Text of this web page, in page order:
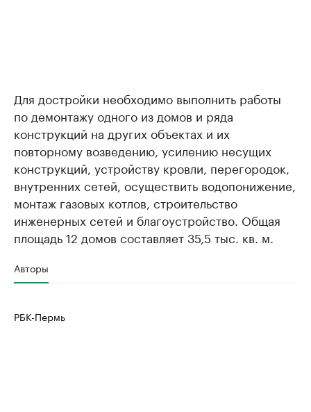
Для достройки необходимо выполнить работы
по демонтажу одного из домов и ряда
конструкций на других объектах и их
повторному возведению, усилению несущих
конструкций, устройству кровли, перегородок,
внутренних сетей, осуществить водопонижение,
монтаж газовых котлов, строительство
инженерных сетей и благоустройство. Общая
площадь 12 домов составляет 35,5 тыс. кв. м.
Авторы
РБК-Пермь